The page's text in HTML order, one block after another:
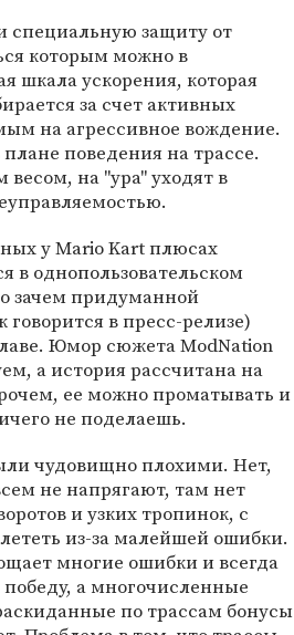
специальную защиту от
которым можно в
шкала ускорения, которая
за счет активных
на агрессивное вождение.
поведения на трассе.
на "ура" уходят в
у Mario Kart плюсах
в однопользовательском
зачем придуманной
в пресс-релизе)
Юмор сюжета ModNation
а история рассчитана на
ее можно проматывать и
не поделаешь.
чудовищно плохими. Нет,
не напрягают, там нет
и узких тропинок, с
из-за малейшей ошибки.
многие ошибки и всегда
а многочисленные
по трассам бонусы